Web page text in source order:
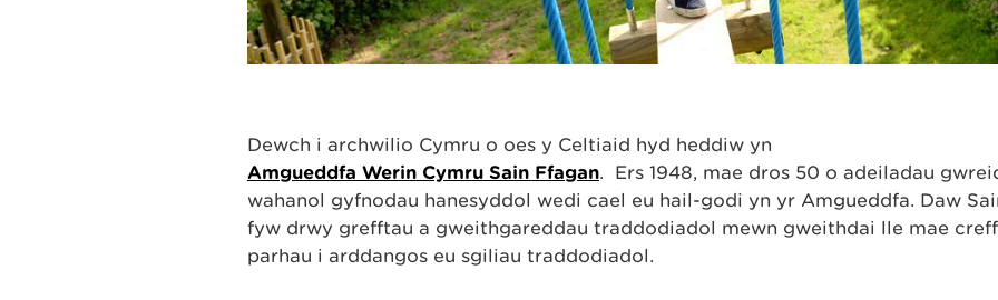
Dewch i archwilio Cymru o oes y Celtiaid hyd heddiw yn
Amgueddfa Werin Cymru Sain Ffagan. Ers 1948, mae dros 50 o adeiladau
wahanol gyfnodau hanesyddol wedi cael eu hail-godi yn yr Amgueddfa. Daw
fyw drwy grefftau a gweithgareddau traddodiadol mewn gweithdai lle mae
parhau i arddangos eu sgiliau traddodiadol.